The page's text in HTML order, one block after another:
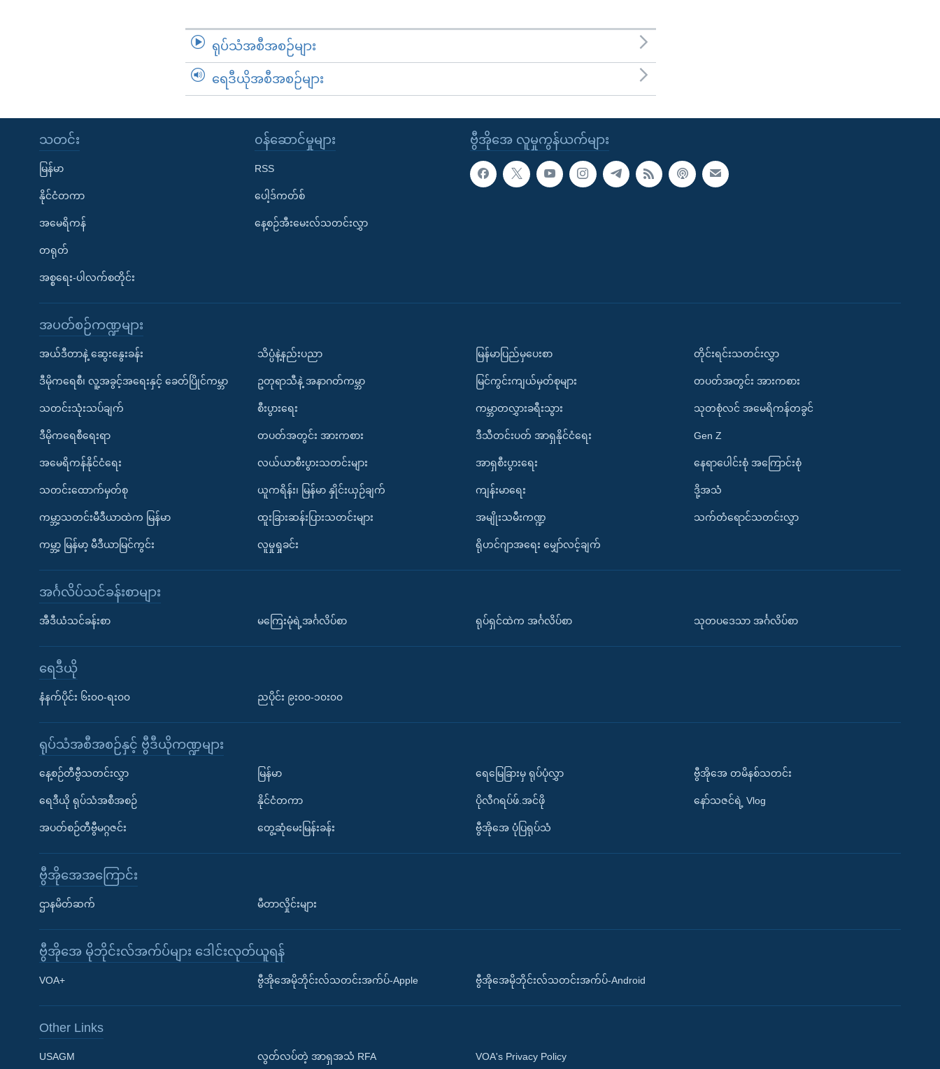
Learning English
ရုပ်သံအစီအစဉ်များ
ရေဒီယိုအစီအစဉ်များ
ဗွီအိုအေ လူမှုကွန်ယက်များ
သတင်း
မြန်မာ
နိုင်ငံတကာ
အမေရိကန်
တရုတ်
အစ္စရေး-ပါလက်စတိုင်း
၀န်ဆောင်မှုများ
RSS
ပေါ့ဒ်ကတ်စ်
နေ့စဉ်အီးမေးလ်သတင်းလွှာ
အပတ်စဉ်ကဏ္ဍများ
အယ်ဒီတာနဲ့ ဆွေးနွေးခန်း
ဒီမိုကရေစီ၊ လူ့အခွင့်အရေးနှင့် ခေတ်ပြိုင်ကမ္ဘာ
သတင်းသုံးသပ်ချက်
ဒီမိုကရေစီရေးရာ
အမေရိကန်နိုင်ငံရေး
သတင်းထောက်မှတ်စု
ကမ္ဘာ့သတင်းမီဒီယာထဲက မြန်မာ
ကမ္ဘာ့ မြန်မာ့ မီဒီယာမြင်ကွင်း
သိပ္ပံနဲ့နည်းပညာ
ဥတုရာသီနဲ့ အနာဂတ်ကမ္ဘာ
စီးပွားရေး
တပတ်အတွင်း အားကစား
လယ်ယာစီးပွားသတင်းများ
ယူကရိန်း၊ မြန်မာ နှိုင်းယှဉ်ချက်
ထူးခြားဆန်းပြားသတင်းများ
လူမှုရှုခင်း
မြန်မာပြည်မှပေးစာ
မြင်ကွင်းကျယ်မှတ်စုများ
ကမ္ဘာတလွှားခရီးသွား
ဒီသီတင်းပတ် အာရှနိုင်ငံရေး
အာရှစီးပွားရေး
ကျန်းမာရေး
အမျိုးသမီးကဏ္ဍ
ရိုဟင်ဂျာအရေး မျှော်လင့်ချက်
တိုင်းရင်းသတင်းလွှာ
တပတ်အတွင်း အားကစား
သုတစုံလင် အမေရိကန်တခွင်
Gen Z
နေရာပေါင်းစုံ အကြောင်းစုံ
ဒို့အသံ
သက်တံရောင်သတင်းလွှာ
အင်္ဂလိပ်သင်ခန်းစာများ
အီဒီယံသင်ခန်းစာ မကြေးမုံရဲ့အင်္ဂလိပ်စာ ရုပ်ရှင်ထဲက အင်္ဂလိပ်စာ သုတပဒေသာ အင်္ဂလိပ်စာ
ရေဒီယို
နံနက်ပိုင်း ၆း၀၀-ရး၀၀ ညပိုင်း ၉း၀၀-၁၀း၀၀
ရုပ်သံအစီအစဉ်နှင့် ဗွီဒီယိုကဏ္ဍများ
နေ့စဉ်တီဗွီသတင်းလွှာ
ရေဒီယို ရုပ်သံအစီအစဉ်
အပတ်စဉ်တီဗွီမဂ္ဂဇင်း
မြန်မာ
နိုင်ငံတကာ
တွေ့ဆုံမေးမြန်းခန်း
ရေမြေခြားမှ ရုပ်ပုံလွှာ
ပိုလီဂရပ်ဖ်.အင်ဖို
ဗွီအိုအေ ပုံပြရုပ်သံ
ဗွီအိုအေ တမိနစ်သတင်း
နော်သဇင်ရဲ့ Vlog
ဗွီအိုအေအကြောင်း
ဌာနမိတ်ဆက် မီတာလှိုင်းများ
ဗွီအိုအေ မိုဘိုင်းလ်အက်ပ်များ ဒေါင်းလုတ်ယူရန်
VOA+ ဗွီအိုအေမိုဘိုင်းလ်သတင်းအက်ပ်-Apple ဗွီအိုအေမိုဘိုင်းလ်သတင်းအက်ပ်-Android
Other Links
USAGM လွတ်လပ်တဲ့ အာရှအသံ RFA VOA's Privacy Policy